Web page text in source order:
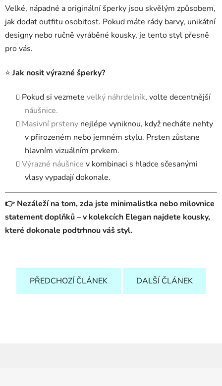
Velké, nápadné a originální šperky jsou skvělým způsobem,
jak dodat outfitu osobitost. Pokud máte rády barvy, unikátní
designy nebo ručně vyráběné kousky, je tento styl přesně
pro vás.
⭐ Jak nosit výrazné šperky?
Pokud si vezmete velký náhrdelník, volte decentnější
náušnice.
Masivní prsteny nejlépe vyniknou, když necháte nehty
v přirozeném nebo jemném stylu. Prsten zůstane
hlavním vizuálním prvkem.
Výrazné náušnice v kombinaci s hladce sčesanými
vlasy vypadají dokonale.
👉 Nezáleží na tom, zda jste minimalistka nebo milovnice
statement doplňků – v kolekcích Elegan najdete kousky,
které dokonale podtrhnou váš styl.
PŘEDCHOZÍ ČLÁNEK DALŠÍ ČLÁNEK